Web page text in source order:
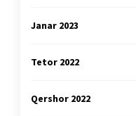
Janar 2023
Tetor 2022
Qershor 2022